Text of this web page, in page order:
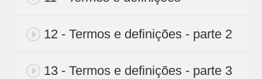
12 - Termos e definições - parte 2
13 - Termos e definições - parte 3